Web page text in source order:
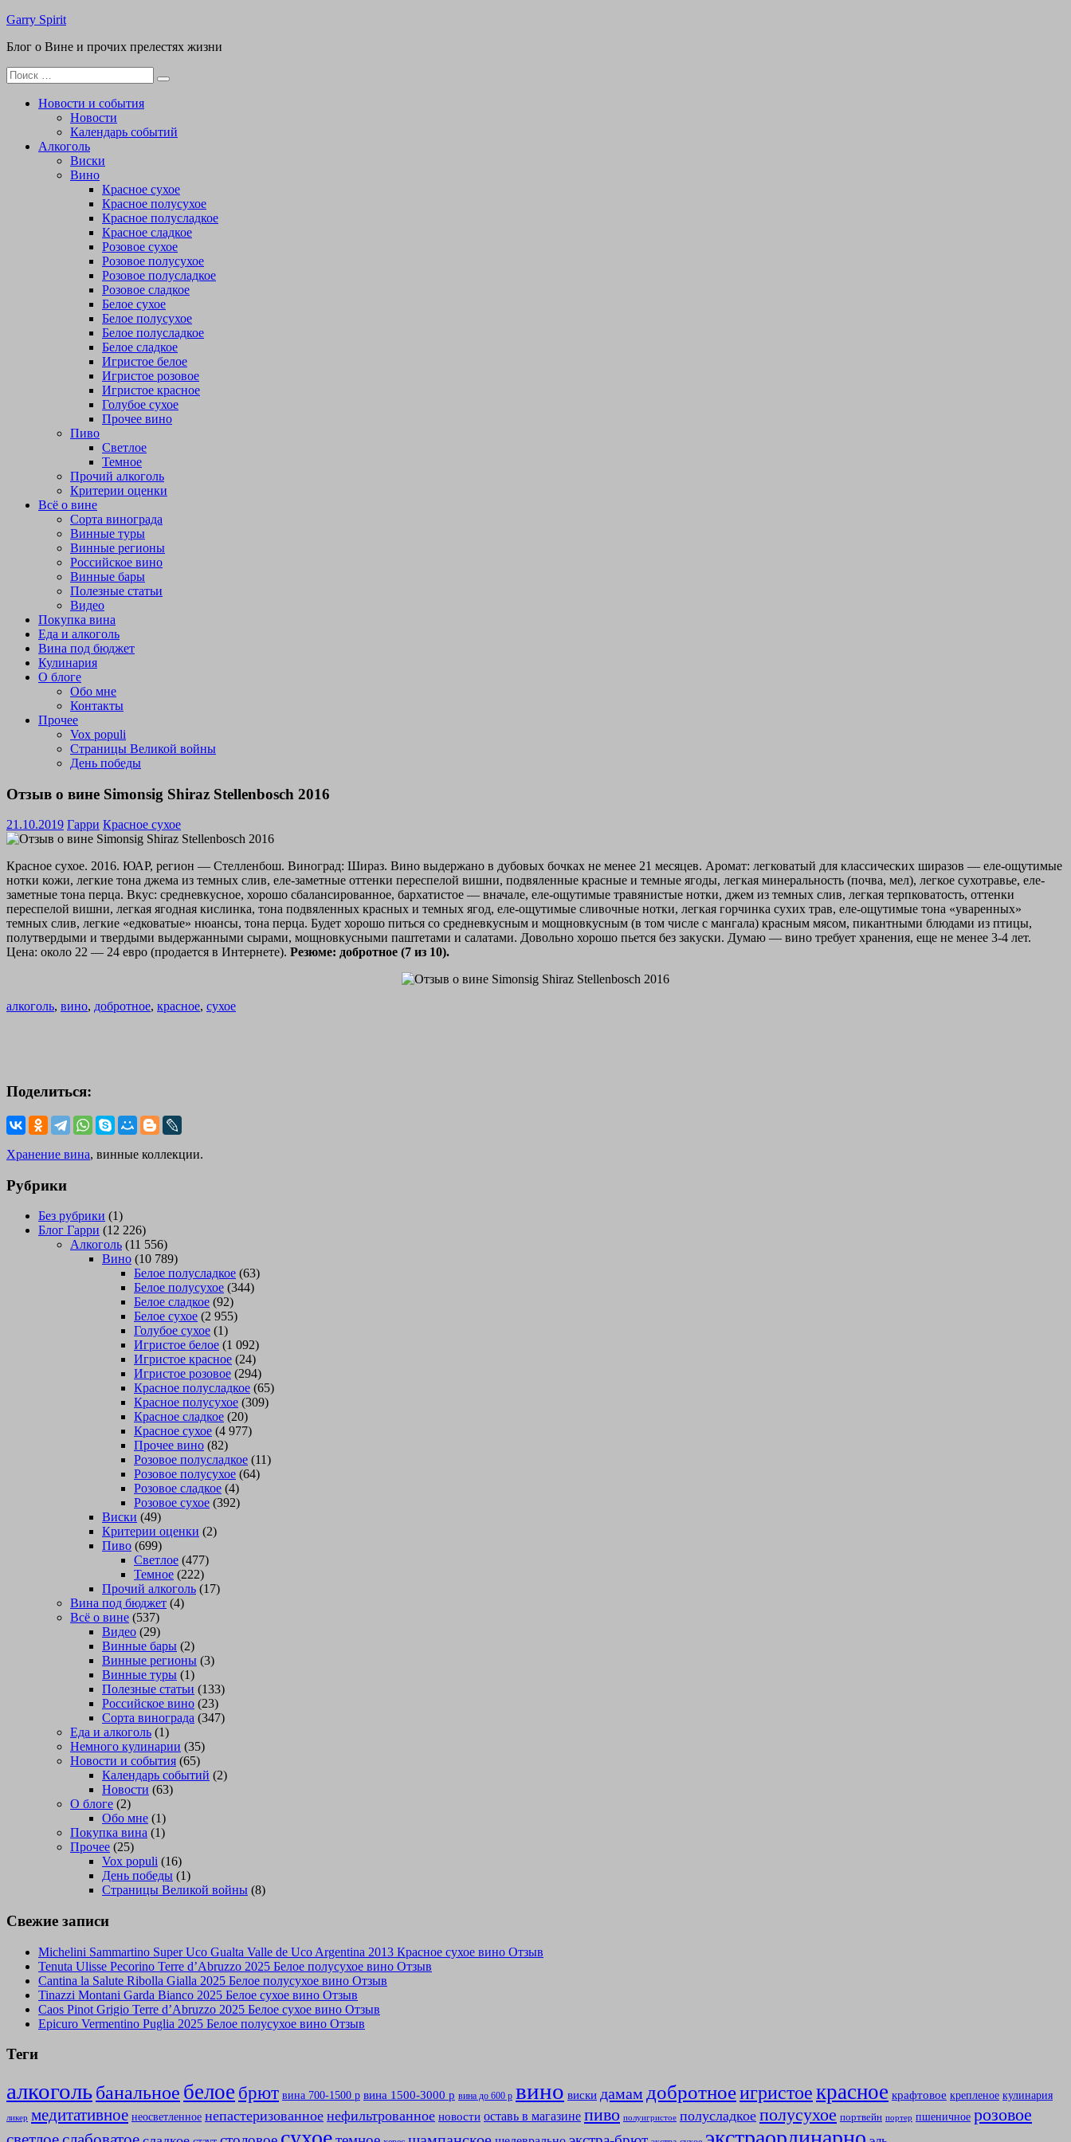
Перейти
содержимому
Garry Spirit
Блог о Вине и прочих прелестях жизни
Поиск
для:
Новости и события
Новости
Календарь событий
Алкоголь
Виски
Вино
Красное сухое
Красное полусухое
Красное полусладкое
Красное сладкое
Розовое сухое
Розовое полусухое
Розовое полусладкое
Розовое сладкое
Белое сухое
Белое полусухое
Белое полусладкое
Белое сладкое
Игристое белое
Игристое розовое
Игристое красное
Голубое сухое
Прочее вино
Пиво
Светлое
Темное
Прочий алкоголь
Критерии оценки
Всё о вине
Сорта винограда
Винные туры
Винные регионы
Российское вино
Винные бары
Полезные статьи
Видео
Покупка вина
Еда и алкоголь
Вина под бюджет
Кулинария
О блоге
Обо мне
Контакты
Прочее
Vox populi
Страницы Великой войны
День победы
Отзыв о вине Simonsig Shiraz Stellenbosch 2016
21.10.2019 Гарри Красное сухое
Красное сухое. 2016. ЮАР, регион — Стелленбош. Виноград: Шираз. Вино выдержано в дубовых бочках не менее 21 месяцев. Аромат: легковатый для классических ширазов — еле-ощутимые
нотки кожи, легкие тона джема из темных слив, еле-заметные оттенки переспелой вишни, подвяленные красные и темные ягоды, легкая минеральность (почва, мел), легкое сухотравье, еле-
заметные тона перца. Вкус: средневкусное, хорошо сбалансированное, бархатистое — вначале, еле-ощутимые травянистые нотки, джем из темных слив, легкая терпковатость, оттенки
переспелой вишни, легкая ягодная кислинка, тона подвяленных красных и темных ягод, еле-ощутимые сливочные нотки, легкая горчинка сухих трав, еле-ощутимые тона «уваренных»
темных слив, легкие «едковатые» нюансы, тона перца. Будет хорошо питься со средневкусным и мощновкусным (в том числе с мангала) красным мясом, пикантными блюдами из птицы,
полутвердыми и твердыми выдержанными сырами, мощновкусными паштетами и салатами. Довольно хорошо пьется без закуски. Думаю — вино требует хранения, еще не менее 3-4 лет.
Цена: около 22 — 24 евро (продается в Интернете). Резюме: добротное (7 из 10).
алкоголь, вино, добротное, красное, сухое
Поделиться:
Хранение вина, винные коллекции.
Рубрики
Без рубрики (1)
Блог Гарри (12 226)
Алкоголь (11 556)
Вино (10 789)
Белое полусладкое (63)
Белое полусухое (344)
Белое сладкое (92)
Белое сухое (2 955)
Голубое сухое (1)
Игристое белое (1 092)
Игристое красное (24)
Игристое розовое (294)
Красное полусладкое (65)
Красное полусухое (309)
Красное сладкое (20)
Красное сухое (4 977)
Прочее вино (82)
Розовое полусладкое (11)
Розовое полусухое (64)
Розовое сладкое (4)
Розовое сухое (392)
Виски (49)
Критерии оценки (2)
Пиво (699)
Светлое (477)
Темное (222)
Прочий алкоголь (17)
Вина под бюджет (4)
Всё о вине (537)
Видео (29)
Винные бары (2)
Винные регионы (3)
Винные туры (1)
Полезные статьи (133)
Российское вино (23)
Сорта винограда (347)
Еда и алкоголь (1)
Немного кулинарии (35)
Новости и события (65)
Календарь событий (2)
Новости (63)
О блоге (2)
Обо мне (1)
Покупка вина (1)
Прочее (25)
Vox populi (16)
День победы (1)
Страницы Великой войны (8)
Свежие записи
Michelini Sammartino Super Uco Gualta Valle de Uco Argentina 2013 Красное сухое вино Отзыв
Tenuta Ulisse Pecorino Terre d’Abruzzo 2025 Белое полусухое вино Отзыв
Cantina la Salute Ribolla Gialla 2025 Белое полусухое вино Отзыв
Tinazzi Montani Garda Bianco 2025 Белое сухое вино Отзыв
Caos Pinot Grigio Terre d’Abruzzo 2025 Белое сухое вино Отзыв
Epicuro Vermentino Puglia 2025 Белое полусухое вино Отзыв
Теги
алкогольбанальное белое брют вина 700-1500 р вина 1500-3000 р вина до 600 р вино виски дамам добротноеигристоекрасное крафтовое крепленое кулинария
ликер медитативное неосветленное непастеризованное нефильтрованное новости оставь в магазине пиво полуигристое полусладкое полусухое портвейн портер пшеничное розовое